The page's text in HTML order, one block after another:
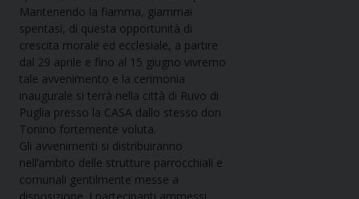
Mantenendo la fiamma, giammai
spentasi, di questa opportunità di
crescita morale ed ecclesiale, a partire
dal 29 aprile e fino al 15 giugno vivremo
tale avvenimento e la cerimonia
inaugurale si terrà nella città di Ruvo di
Puglia presso la CASA dallo stesso don
Tonino fortemente voluta.
Gli avvenimenti si distribuiranno
nell’ambito delle strutture parrocchiali e
comunali gentilmente messe a